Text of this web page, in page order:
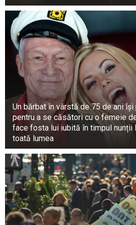
Al doilea element se
profeție de la Fatima.
trei părți clare. Prima parte
copii care văd iadul. Asta
cei care nu… Asta numim
despre motivul pentru care
Un bărbat în vârstă de 75 de ani
pentru a se căsători cu o femeie
face fosta lui iubită în timpul nunții
toată lumea